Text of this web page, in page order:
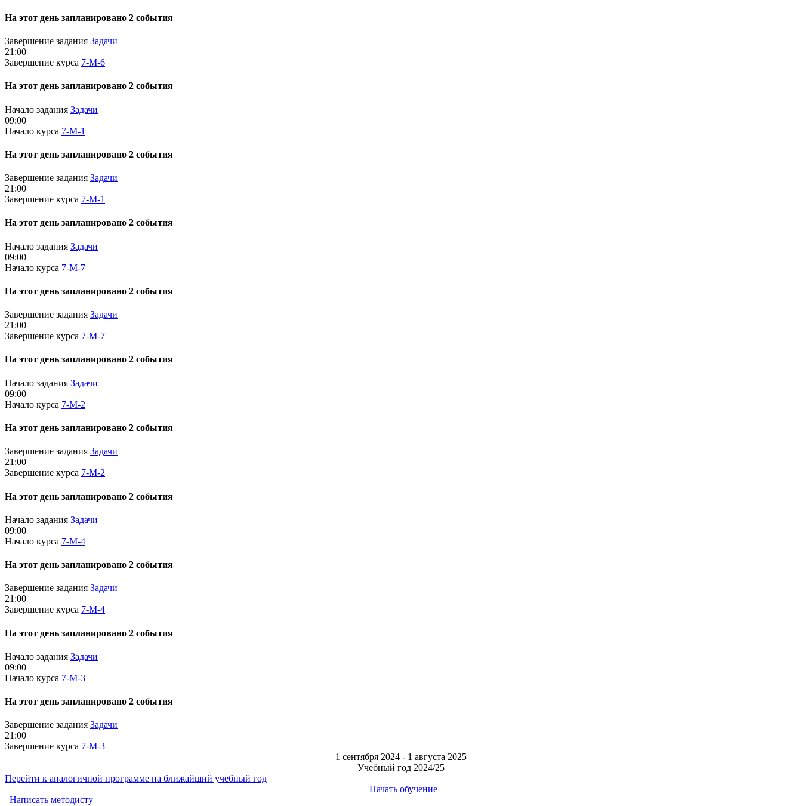
На этот день запланировано 2 события
Завершение задания Задачи
21:00
Завершение курса 7-М-6
На этот день запланировано 2 события
Начало задания Задачи
09:00
Начало курса 7-М-1
На этот день запланировано 2 события
Завершение задания Задачи
21:00
Завершение курса 7-М-1
На этот день запланировано 2 события
Начало задания Задачи
09:00
Начало курса 7-М-7
На этот день запланировано 2 события
Завершение задания Задачи
21:00
Завершение курса 7-М-7
На этот день запланировано 2 события
Начало задания Задачи
09:00
Начало курса 7-М-2
На этот день запланировано 2 события
Завершение задания Задачи
21:00
Завершение курса 7-М-2
На этот день запланировано 2 события
Начало задания Задачи
09:00
Начало курса 7-М-4
На этот день запланировано 2 события
Завершение задания Задачи
21:00
Завершение курса 7-М-4
На этот день запланировано 2 события
Начало задания Задачи
09:00
Начало курса 7-М-3
На этот день запланировано 2 события
Завершение задания Задачи
21:00
Завершение курса 7-М-3
1 сентября 2024 - 1 августа 2025
Учебный год 2024/25
Перейти к аналогичной программе на ближайший учебный год
Начать обучение
Написать методисту